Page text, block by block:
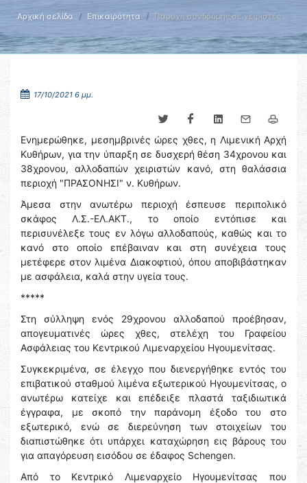
Αρχική σελίδα Επικαιρότητα Παροχή συνδρομής σε χειριστές …
17/10/2021 6 μμ.
Ενημερώθηκε, μεσημβρινές ώρες χθες, η Λιμενική Αρχή
Κυθήρων, για την ύπαρξη σε δυσχερή θέση 34χρονου και
38χρονου, αλλοδαπών χειριστών κανό, στη θαλάσσια
περιοχή "ΠΡΑΣΟΝΗΣΙ" ν. Κυθήρων.
Άμεσα στην ανωτέρω περιοχή έσπευσε περιπολικό
σκάφος Λ.Σ.-ΕΛ.ΑΚΤ., το οποίο εντόπισε και
περισυνέλεξε τους εν λόγω αλλοδαπούς, καθώς και το
κανό στο οποίο επέβαιναν και στη συνέχεια τους
μετέφερε στον λιμένα Διακοφτιού, όπου αποβιβάστηκαν
με ασφάλεια, καλά στην υγεία τους.
*****
Στη σύλληψη ενός 29χρονου αλλοδαπού προέβησαν,
απογευματινές ώρες χθες, στελέχη του Γραφείου
Ασφάλειας του Κεντρικού Λιμεναρχείου Ηγουμενίτσας.
Συγκεκριμένα, σε έλεγχο που διενεργήθηκε εντός του
επιβατικού σταθμού λιμένα εξωτερικού Ηγουμενίτσας, ο
ανωτέρω κατείχε και επέδειξε πλαστά ταξιδιωτικά
έγγραφα, με σκοπό την παράνομη έξοδο του στο
εξωτερικό, ενώ σε διερεύνηση των στοιχείων του
διαπιστώθηκε ότι υπάρχει καταχώρηση εις βάρους του
για απαγόρευση εισόδου σε έδαφος Schengen.
Από το Κεντρικό Λιμεναρχείο Ηγουμενίτσας που